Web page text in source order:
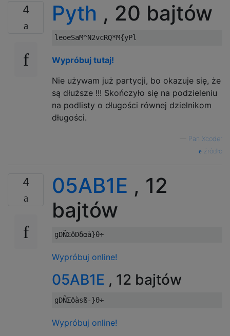
4 Pyth , 20 bajtów
Wypróbuj tutaj!
Nie używam już partycji, bo okazuje się, że
są dłuższe !!! Skończyło się na podzieleniu
na podlisty o długości równej dzielnikom
długości.
Pan Xcoder
źródło
4 05AB1E , 12
bajtów
Wypróbuj online!
05AB1E , 12 bajtów
Wypróbuj online!